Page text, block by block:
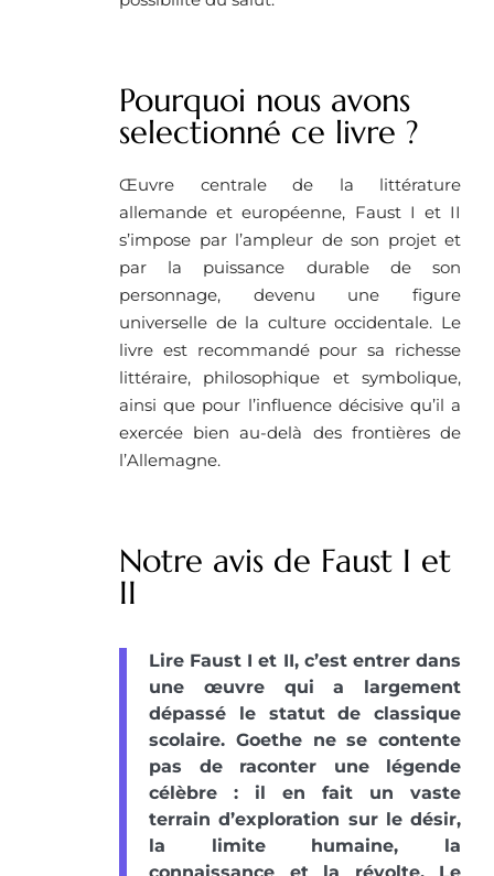
Pourquoi nous avons
selectionné ce livre ? ​
Œuvre centrale de la littérature
allemande et européenne, Faust I et II
s’impose par l’ampleur de son projet et
par la puissance durable de son
personnage, devenu une figure
universelle de la culture occidentale. Le
livre est recommandé pour sa richesse
littéraire, philosophique et symbolique,
ainsi que pour l’influence décisive qu’il a
exercée bien au-delà des frontières de
l’Allemagne.
Notre avis de Faust I et
II
Lire Faust I et II, c’est entrer dans
une œuvre qui a largement
dépassé le statut de classique
scolaire. Goethe ne se contente
pas de raconter une légende
célèbre : il en fait un vaste
terrain d’exploration sur le désir,
la limite humaine, la